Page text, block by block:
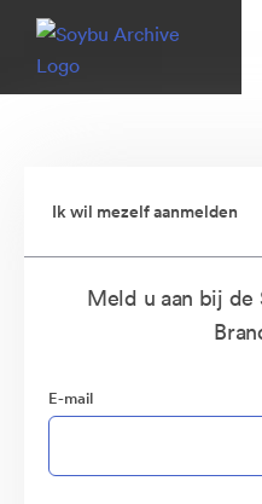
Ik wil mezelf aanmelden
Meld u aan bij
E-mail